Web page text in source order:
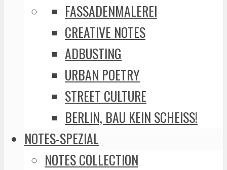
FASSADENMALEREI
CREATIVE NOTES
ADBUSTING
URBAN POETRY
STREET CULTURE
BERLIN, BAU KEIN SCHEISS!
NOTES-SPEZIAL
NOTES COLLECTION